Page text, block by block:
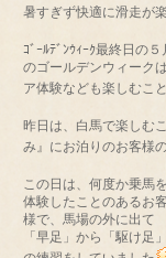
暑すぎず快適に滑走が
ｺﾞｰﾙﾃﾞﾝｳｨｰｸ最終日の
のゴールデンウィーク
ア体験なども楽しむこ
昨日は、白馬で楽しむ
み』にお泊りのお客様
この日は、何度か乗馬を
体験したことのあるお客
様で、馬場の外に出て
「早足」から「駆け足」